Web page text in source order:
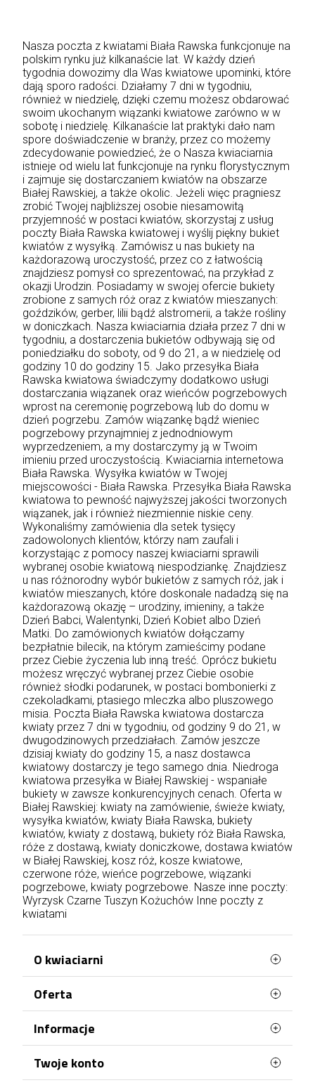
Nasza poczta z kwiatami Biała Rawska funkcjonuje na
polskim rynku już kilkanaście lat. W każdy dzień
tygodnia dowozimy dla Was kwiatowe upominki, które
dają sporo radości. Działamy 7 dni w tygodniu,
również w niedzielę, dzięki czemu możesz obdarować
swoim ukochanym wiązanki kwiatowe zarówno w w
sobotę i niedzielę. Kilkanaście lat praktyki dało nam
spore doświadczenie w branży, przez co możemy
zdecydowanie powiedzieć, że o Nasza kwiaciarnia
istnieje od wielu lat funkcjonuje na rynku florystycznym
i zajmuje się dostarczaniem kwiatów na obszarze
Białej Rawskiej, a także okolic. Jeżeli więc pragniesz
zrobić Twojej najbliższej osobie niesamowitą
przyjemność w postaci kwiatów, skorzystaj z usług
poczty Biała Rawska kwiatowej i wyślij piękny bukiet
kwiatów z wysyłką. Zamówisz u nas bukiety na
każdorazową uroczystość, przez co z łatwością
znajdziesz pomysł co sprezentować, na przykład z
okazji Urodzin. Posiadamy w swojej ofercie bukiety
zrobione z samych róż oraz z kwiatów mieszanych:
goździków, gerber, lilii bądź alstromerii, a także rośliny
w doniczkach. Nasza kwiaciarnia działa przez 7 dni w
tygodniu, a dostarczenia bukietów odbywają się od
poniedziałku do soboty, od 9 do 21, a w niedzielę od
godziny 10 do godziny 15. Jako przesyłka Biała
Rawska kwiatowa świadczymy dodatkowo usługi
dostarczania wiązanek oraz wieńców pogrzebowych
wprost na ceremonię pogrzebową lub do domu w
dzień pogrzebu. Zamów wiązankę bądź wieniec
pogrzebowy przynajmniej z jednodniowym
wyprzedzeniem, a my dostarczymy ją w Twoim
imieniu przed uroczystością. Kwiaciarnia internetowa
Biała Rawska. Wysyłka kwiatów w Twojej
miejscowości - Biała Rawska. Przesyłka Biała Rawska
kwiatowa to pewność najwyższej jakości tworzonych
wiązanek, jak i również niezmiennie niskie ceny.
Wykonaliśmy zamówienia dla setek tysięcy
zadowolonych klientów, którzy nam zaufali i
korzystając z pomocy naszej kwiaciarni sprawili
wybranej osobie kwiatową niespodziankę. Znajdziesz
u nas różnorodny wybór bukietów z samych róż, jak i
kwiatów mieszanych, które doskonale nadadzą się na
każdorazową okazję – urodziny, imieniny, a także
Dzień Babci, Walentynki, Dzień Kobiet albo Dzień
Matki. Do zamówionych kwiatów dołączamy
bezpłatnie bilecik, na którym zamieścimy podane
przez Ciebie życzenia lub inną treść. Oprócz bukietu
możesz wręczyć wybranej przez Ciebie osobie
również słodki podarunek, w postaci bombonierki z
czekoladkami, ptasiego mleczka albo pluszowego
misia. Poczta Biała Rawska kwiatowa dostarcza
kwiaty przez 7 dni w tygodniu, od godziny 9 do 21, w
dwugodzinowych przedziałach. Zamów jeszcze
dzisiaj kwiaty do godziny 15, a nasz dostawca
kwiatowy dostarczy je tego samego dnia. Niedroga
kwiatowa przesyłka w Białej Rawskiej - wspaniałe
bukiety w zawsze konkurencyjnych cenach. Oferta w
Białej Rawskiej: kwiaty na zamówienie, świeże kwiaty,
wysyłka kwiatów, kwiaty Biała Rawska, bukiety
kwiatów, kwiaty z dostawą, bukiety róż Biała Rawska,
róże z dostawą, kwiaty doniczkowe, dostawa kwiatów
w Białej Rawskiej, kosz róż, kosze kwiatowe,
czerwone róże, wieńce pogrzebowe, wiązanki
pogrzebowe, kwiaty pogrzebowe. Nasze inne poczty:
Wyrzysk Czarne Tuszyn Kożuchów Inne poczty z
kwiatami
O kwiaciarni
WaszaKwiaciarnia stworzona jest z myślą o
Tobie!
Posiadamy ponad 20 lat doświadczenia i
każdego dnia doręczamy kwiaty na terenie całej
Polski. Róże, bukiety, kosze kwiatów, kwiaty
doniczkowe, kwiaty na pogrzeb – wszystko to
Oferta
Mapa strony
Informacje
Regulamin
Twoje konto